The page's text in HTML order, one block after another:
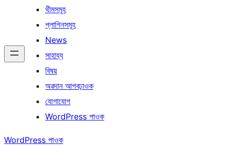
থীমসমূহ
প্লাগিনসমূহ
News
সাহায্য
বিষয়
অৱদান আগবঢ়াওক
যোগাযোগ
WordPress পাওক
WordPress পাওক